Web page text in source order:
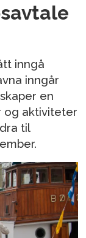
inngå
inngår
en
og aktiviteter
til